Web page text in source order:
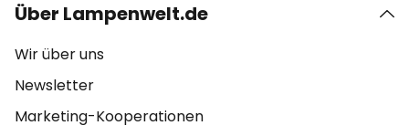
Über Lampenwelt.de
Wir über uns
Newsletter
Marketing-Kooperationen